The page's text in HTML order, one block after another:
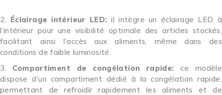
Éclairage intérieur LED: il intègre un éclairage LED à
l’intérieur pour une visibilité optimale des articles stockés,
facilitant ainsi l’accès aux aliments, même dans des
conditions de faible luminosité.
Compartiment de congélation rapide: ce modèle
dispose d’un compartiment dédié à la congélation rapide,
permettant de refroidir rapidement les aliments et de